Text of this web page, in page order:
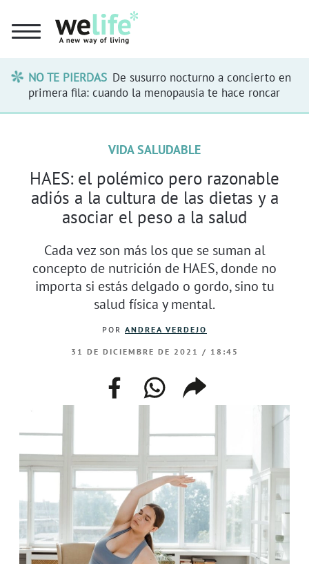
NO TE PIERDAS De susurro nocturno a concierto en
primera fila: cuando la menopausia te hace roncar
VIDA SALUDABLE
HAES: el polémico pero razonable
adiós a la cultura de las dietas y a
asociar el peso a la salud
Cada vez son más los que se suman al
concepto de nutrición de HAES, donde no
importa si estás delgado o gordo, sino tu
salud física y mental.
POR ANDREA VERDEJO
31 DE DICIEMBRE DE 2021 / 18:45
facebookwhatsappcompartir
enlace